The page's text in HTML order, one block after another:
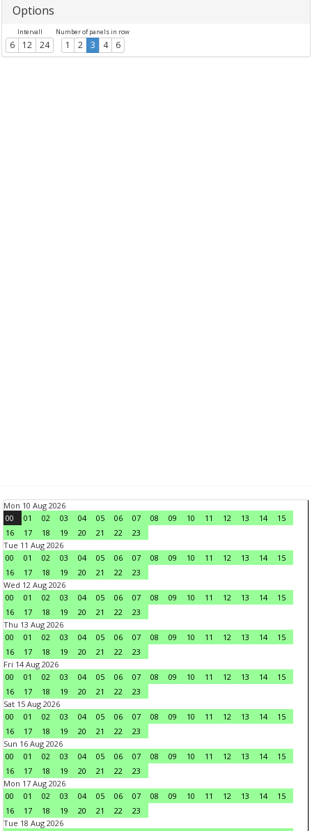
Options
Intervall
6 12 24
Number of panels in row
1 2 3 4 6
Mon 10 Aug 2026
00
01 02 03 04 05 06 07 08 09 10 11 12 13 14
15
16
17 18 19 20 21 22
23
Tue 11 Aug 2026
00
01 02 03 04 05 06 07 08 09 10 11 12 13 14
15
16
17 18 19 20 21 22
23
Wed 12 Aug 2026
00
01 02 03 04 05 06 07 08 09 10 11 12 13 14
15
16
17 18 19 20 21 22
23
Thu 13 Aug 2026
00
01 02 03 04 05 06 07 08 09 10 11 12 13 14
15
16
17 18 19 20 21 22
23
Fri 14 Aug 2026
00
01 02 03 04 05 06 07 08 09 10 11 12 13 14
15
16
17 18 19 20 21 22
23
Sat 15 Aug 2026
00
01 02 03 04 05 06 07 08 09 10 11 12 13 14
15
16
17 18 19 20 21 22
23
Sun 16 Aug 2026
00
01 02 03 04 05 06 07 08 09 10 11 12 13 14
15
16
17 18 19 20 21 22
23
Mon 17 Aug 2026
00
01 02 03 04 05 06 07 08 09 10 11 12 13 14
15
16
17 18 19 20 21 22
23
Tue 18 Aug 2026